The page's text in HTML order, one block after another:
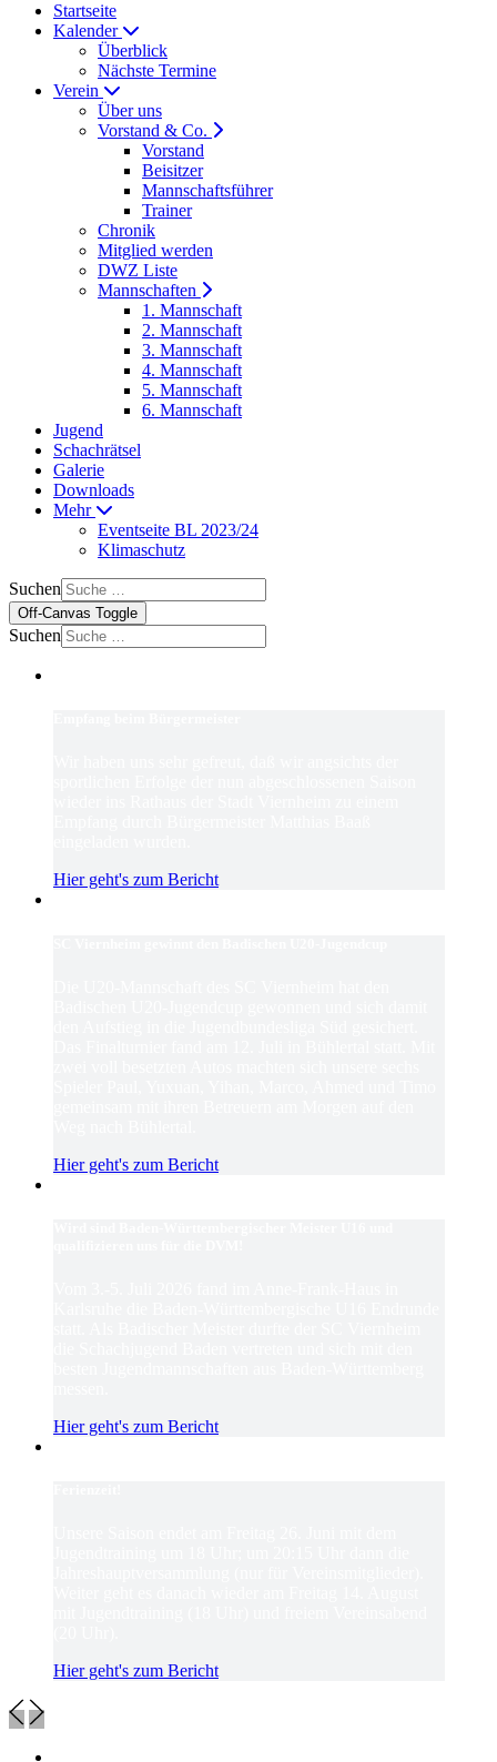
Startseite
Kalender
Überblick
Nächste Termine
Verein
Über uns
Vorstand & Co.
Vorstand
Beisitzer
Mannschaftsführer
Trainer
Chronik
Mitglied werden
DWZ Liste
Mannschaften
1. Mannschaft
2. Mannschaft
3. Mannschaft
4. Mannschaft
5. Mannschaft
6. Mannschaft
Jugend
Schachrätsel
Galerie
Downloads
Mehr
Eventseite BL 2023/24
Klimaschutz
Suchen
Off-Canvas Toggle
Suchen
Hier geht's zum Bericht
Hier geht's zum Bericht
Hier geht's zum Bericht
Hier geht's zum Bericht